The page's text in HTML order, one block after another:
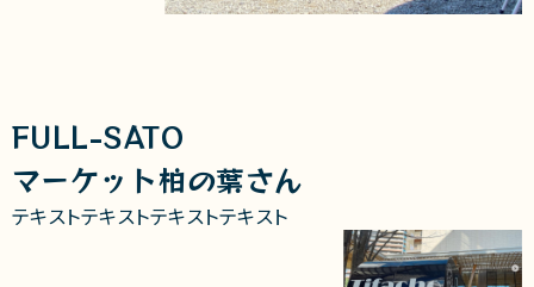
FULL-SATO
マーケット柏の葉さん
テキストテキストテキストテキスト